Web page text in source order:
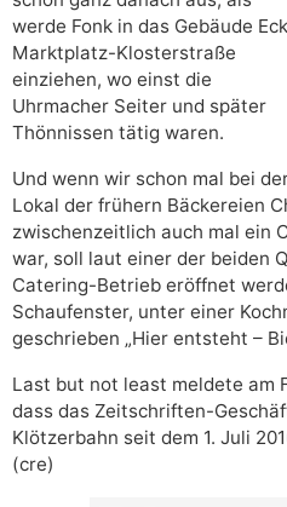
werde Fonk in das Gebäude
Marktplatz-Klosterstraße
einziehen, wo einst die
Uhrmacher Seiter und später
Thönnissen tätig waren.
Und wenn wir schon mal bei
Lokal der frühern Bäckereien
zwischenzeitlich auch mal ein
war, soll laut einer der beiden
Catering-Betrieb eröffnet
Schaufenster, unter einer
geschrieben „Hier entsteht –
Last but not least meldete am
dass das Zeitschriften-
Klötzerbahn seit dem 1. Juli
(cre)